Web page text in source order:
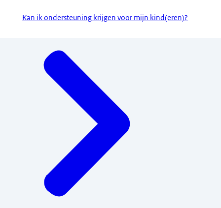
Kan ik ondersteuning krijgen voor mijn kind(eren)?